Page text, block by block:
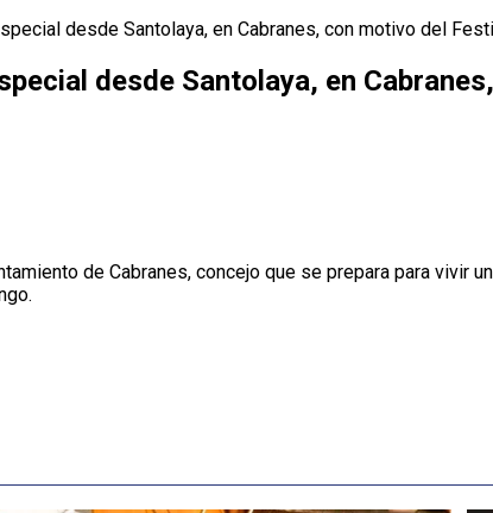
desde Santolaya, en Cabranes, con motivo del
desde Santolaya, en
de Cabranes, concejo que se prepara para vivir